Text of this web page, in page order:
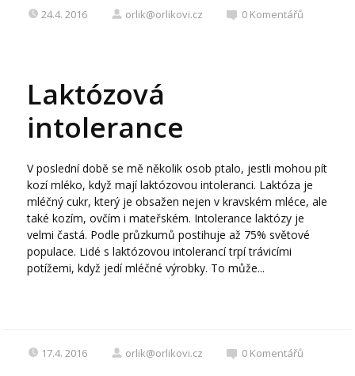
24.4. 2016 orlik@orlikovi.cz 0 Komentářů
Laktózová
intolerance
V poslední době se mě několik osob ptalo, jestli mohou pít
kozí mléko, když mají laktózovou intoleranci. Laktóza je
mléčný cukr, který je obsažen nejen v kravském mléce, ale
také kozím, ovčím i mateřském. Intolerance laktózy je
velmi častá. Podle průzkumů postihuje až 75% světové
populace. Lidé s laktózovou intolerancí trpí trávicími
potížemi, když jedí mléčné výrobky. To může...
17.4. 2016 orlik@orlikovi.cz 0 Komentářů